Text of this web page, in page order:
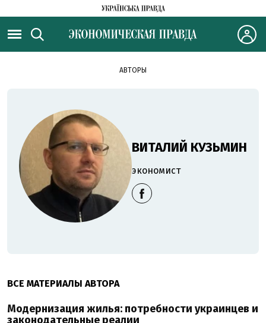
АВТОРЫ
ВИТАЛИЙ КУЗЬМИН
экономист
ВСЕ МАТЕРИАЛЫ АВТОРА
Модернизация жилья: потребности украинцев и
законодательные реалии